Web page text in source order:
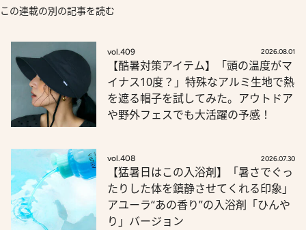
この連載の別の記事を読む
vol.409 2026.08.01
【酷暑対策アイテム】「頭の温度がマ
イナス10度？」特殊なアルミ生地で熱
を遮る帽子を試してみた。アウトドア
や野外フェスでも大活躍の予感！
vol.408 2026.07.30
【猛暑日はこの入浴剤】「暑さでぐっ
たりした体を鎮静させてくれる印象」
アユーラ“あの香り”の入浴剤「ひんや
り」バージョン